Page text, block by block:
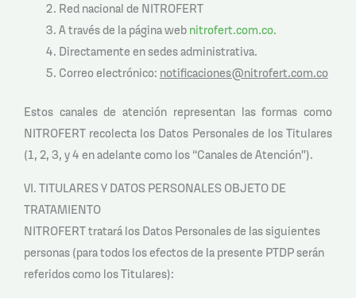
Red nacional de NITROFERT
A través de la página web nitrofert.com.co.
Directamente en sedes administrativa.
Correo electrónico: notificaciones@nitrofert.com.co
Estos canales de atención representan las formas como
NITROFERT recolecta los Datos Personales de los Titulares
(1, 2, 3, y 4 en adelante como los “Canales de Atención”).
VI. TITULARES Y DATOS PERSONALES OBJETO DE
TRATAMIENTO
NITROFERT tratará los Datos Personales de las siguientes
personas (para todos los efectos de la presente PTDP serán
referidos como los Titulares):